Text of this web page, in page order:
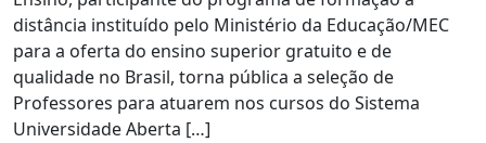
distância instituído pelo Ministério da Educação/MEC
para a oferta do ensino superior gratuito e de
qualidade no Brasil, torna pública a seleção de
Professores para atuarem nos cursos do Sistema
Universidade Aberta […]